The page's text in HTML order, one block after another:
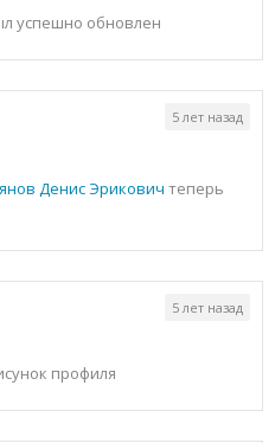
успешно обновлен
Денис Эрикович теперь
5 лет назад
профиля
5 лет назад